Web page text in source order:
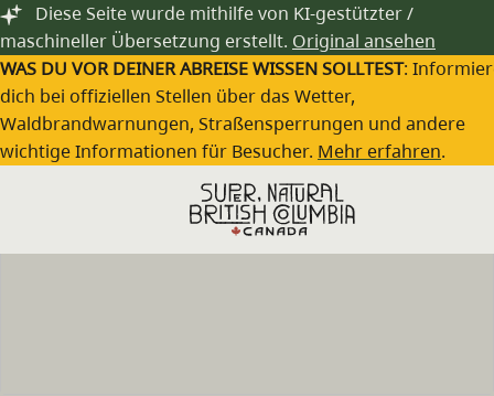
Zum Hauptinhalt springen
Diese Seite wurde mithilfe von KI-gestützter /
maschineller Übersetzung erstellt. Original ansehen
WAS DU VOR DEINER ABREISE WISSEN SOLLTEST:
dich bei offiziellen Stellen über das Wetter,
Waldbrandwarnungen, Straßensperrungen und andere
wichtige Informationen für Besucher. Mehr erfahren.